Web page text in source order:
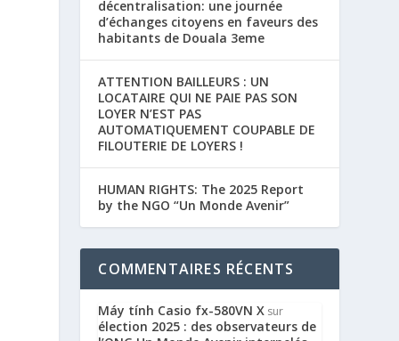
décentralisation: une journée
d’échanges citoyens en faveurs des
habitants de Douala 3eme
ATTENTION BAILLEURS : UN
LOCATAIRE QUI NE PAIE PAS SON
LOYER N’EST PAS
AUTOMATIQUEMENT COUPABLE DE
FILOUTERIE DE LOYERS !
HUMAN RIGHTS: The 2025 Report
by the NGO “Un Monde Avenir”
COMMENTAIRES RÉCENTS
Máy tính Casio fx-580VN X sur
élection 2025 : des observateurs de